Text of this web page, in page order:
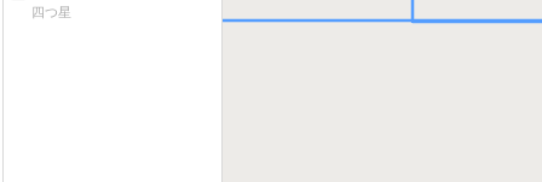
キージャム勝山
四つ星